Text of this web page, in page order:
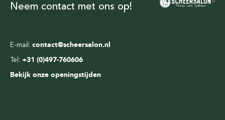
E-mail: contact@scheersalon.nl
Tel: +31 (0)497-760606
Bekijk onze openingstijden
Neem contact met ons op!